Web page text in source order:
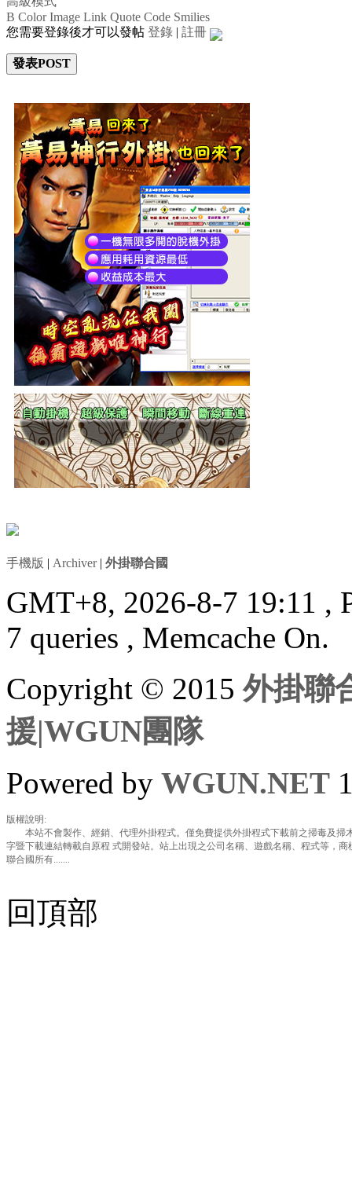
B Color Image Link Quote Code Smilies
您需要登錄後才可以發帖 登錄 | 註冊
發表POST
手機版 | Archiver| 外掛聯合國
GMT+8, 2026-8-7 19:11 ,
7 queries , Memcache On.
Copyright © 2015外掛聯
援|WGUN團隊
Powered by WGUN.NET
版權說明:
本站不會製作、經銷、代理外掛程式。僅免費提供外掛程式下載前之掃毒及掃
字暨下載連結轉載自原程 式開發站。站上出現之公司名稱、遊戲名稱、程式等，
聯合國所有.......
回頂部